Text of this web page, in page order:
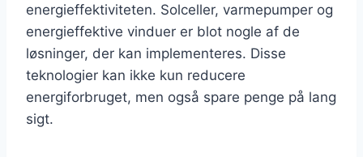
energieffektiviteten. Solceller, varmepumper og
energieffektive vinduer er blot nogle af de
løsninger, der kan implementeres. Disse
teknologier kan ikke kun reducere
energiforbruget, men også spare penge på lang
sigt.